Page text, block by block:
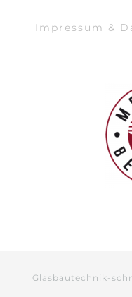
Impressum &
Glasbautechnik-